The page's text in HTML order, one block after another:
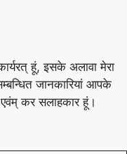
हूं, इसके अलावा मेरा
जानकारियां आपके
कर सलाहकार हूं।